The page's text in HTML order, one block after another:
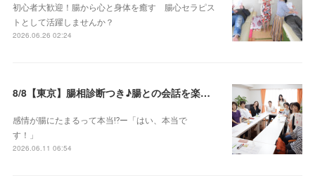
初心者大歓迎！腸から心と身体を癒す 腸心セラピス
トとして活躍しませんか？
2026.06.26 02:24
8/8【東京】腸相診断つき♪腸との会話を楽しむ♡腸心セラピー♪お試し体験会
感情が腸にたまるって本当⁉️ー「はい、本当で
す！」
2026.06.11 06:54